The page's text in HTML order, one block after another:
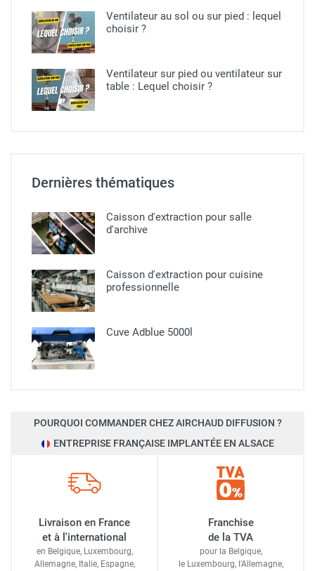
Ventilateur au sol ou sur pied​ : lequel
choisir ?
Ventilateur sur pied ou ventilateur sur
table : Lequel choisir ?
Dernières thématiques
Caisson d'extraction pour salle
d'archive
Caisson d'extraction pour cuisine
professionnelle​
Cuve Adblue 5000l
POURQUOI COMMANDER CHEZ AIRCHAUD DIFFUSION ?
ENTREPRISE FRANÇAISE IMPLANTÉE EN ALSACE
Livraison en France
et à l'international
en Belgique, Luxembourg,
Allemagne, Italie, Espagne,
Franchise
de la TVA
pour la Belgique,
le Luxembourg, l'Allemagne,